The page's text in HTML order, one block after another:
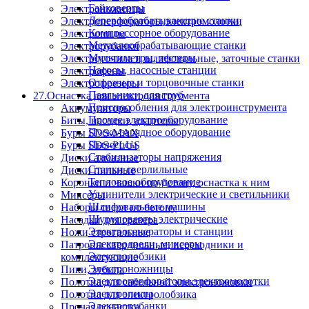
Электроножницы
Электроперфораторы,электромолотки
Электропилы
Электрорубанки
Электроточила и шлифовальные, заточные станки
Электрофены
Электрофрезеры
27.Оснастка для электроинструмента
Аккумуляторы
Биты, насадки, адаптеры
Буры SDS-MAX
Буры SDS-PLUS
Диски алмазные
Диски пильные
Коронки и чашки по бетону, оснастка к ним
Миксеры
Наборы сверл по бетону
Насадки для гравера
Ножи строгальные
Патроны сверлильные, переходники и
комплектующие
Пики, зубила
Полотна для сабельной электроножовки
Полотна для электролобзика
Прочая оснастка
Гайковерты
Деревообрабатывающие станки
Компрессорное оборудование
Металлообрабатывающие станки
Мультиметры, тестеры
Насосы, насосные станции
Отрезные и торцовочные станки
Паяльники для труб
Приспособления для электроинструмента
Прочее электрооборудование
Пуско-зарядное оборудование
Пылесосы
Стабилизаторы напряжения
Станки сверлильные
Тепловое оборудование
Удлинители электрические и светильники
Шлифовальные машины
Шуруповерты электрические
Электрогенераторы и станции
Электродрели, миксеры
Электролобзики
Электроножницы
Электроперфораторы,электромолотки
Электропилы
Электрорубанки